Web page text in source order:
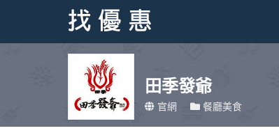
田季發爺
官網 餐廳美食
找優惠